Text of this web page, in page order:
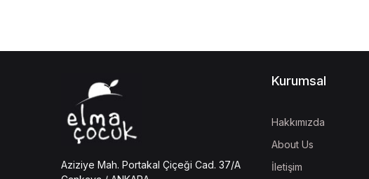
Aziziye Mah. Portakal Çiçeği Cad. 37/A
Kurumsal
Hakkımızda
About Us
İletişim